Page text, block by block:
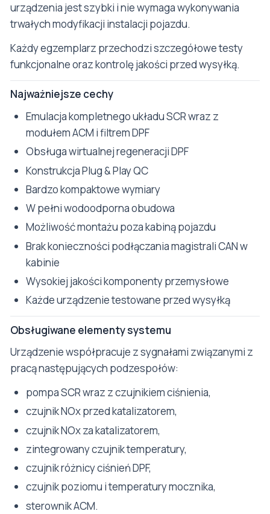
urządzenia jest szybki i nie wymaga wykonywania
trwałych modyfikacji instalacji pojazdu.
Każdy egzemplarz przechodzi szczegółowe testy
funkcjonalne oraz kontrolę jakości przed wysyłką.
Najważniejsze cechy
Emulacja kompletnego układu SCR wraz z
modułem ACM i filtrem DPF
Obsługa wirtualnej regeneracji DPF
Konstrukcja Plug & Play QC
Bardzo kompaktowe wymiary
W pełni wodoodporna obudowa
Możliwość montażu poza kabiną pojazdu
Brak konieczności podłączania magistrali CAN w
kabinie
Wysokiej jakości komponenty przemysłowe
Każde urządzenie testowane przed wysyłką
Obsługiwane elementy systemu
Urządzenie współpracuje z sygnałami związanymi z
pracą następujących podzespołów:
pompa SCR wraz z czujnikiem ciśnienia,
czujnik NOx przed katalizatorem,
czujnik NOx za katalizatorem,
zintegrowany czujnik temperatury,
czujnik różnicy ciśnień DPF,
czujnik poziomu i temperatury mocznika,
sterownik ACM.